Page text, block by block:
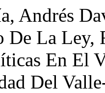
Andrés
La Ley,
En El
Del